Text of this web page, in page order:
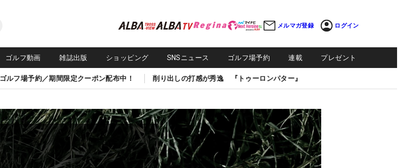
メルマガ登録 ログイン
ゴルフ動画 雑誌出版 ショッピング SNSニュース ゴルフ場予約 連載 プレゼント
ゴルフ場予約／期間限定クーポン配布中！ 削り出しの打感が秀逸 『トゥーロンパター』